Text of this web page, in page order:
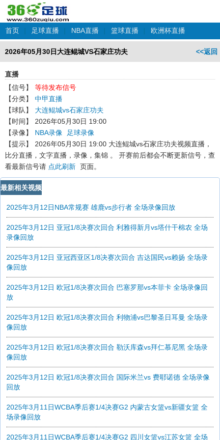
首页 | 足球直播 | NBA直播 | 篮球直播 | 欧洲杯直播
<<返回
2026年05月30日大连鲲城VS石家庄功夫
直播
【信号】
等待发布信号
【分类】
中甲直播
【球队】
大连鲲城vs石家庄功夫
【时间】
2026年05月30日 19:00
【录像】
NBA录像
足球录像
【提示】
2026年05月30日 19:00 大连鲲城vs石家庄功夫视频直播，
比分直播，文字直播，录像，集锦 。 开赛前后都会不断更新信号，查
看最新信号请 点此刷新 页面。
最新相关视频
2025年3月12日NBA常规赛 雄鹿vs步行者 全场录像回放
2025年3月12日 亚冠1/8决赛次回合 利雅得新月vs塔什干棉农 全场
录像回放
2025年3月12日 亚冠西亚区1/8决赛次回合 吉达国民vs赖扬 全场录
像回放
2025年3月12日 欧冠1/8决赛次回合 巴塞罗那vs本菲卡 全场录像回
放
2025年3月12日 欧冠1/8决赛次回合 利物浦vs巴黎圣日耳曼 全场录
像回放
2025年3月12日 欧冠1/8决赛次回合 勒沃库森vs拜仁慕尼黑 全场录
像回放
2025年3月12日 欧冠1/8决赛次回合 国际米兰vs 费耶诺德 全场录像
回放
2025年3月11日WCBA季后赛1/4决赛G2 内蒙古女篮vs新疆女篮 全
场录像回放
2025年3月11日WCBA季后赛1/4决赛G2 四川女篮vs江苏女篮 全场